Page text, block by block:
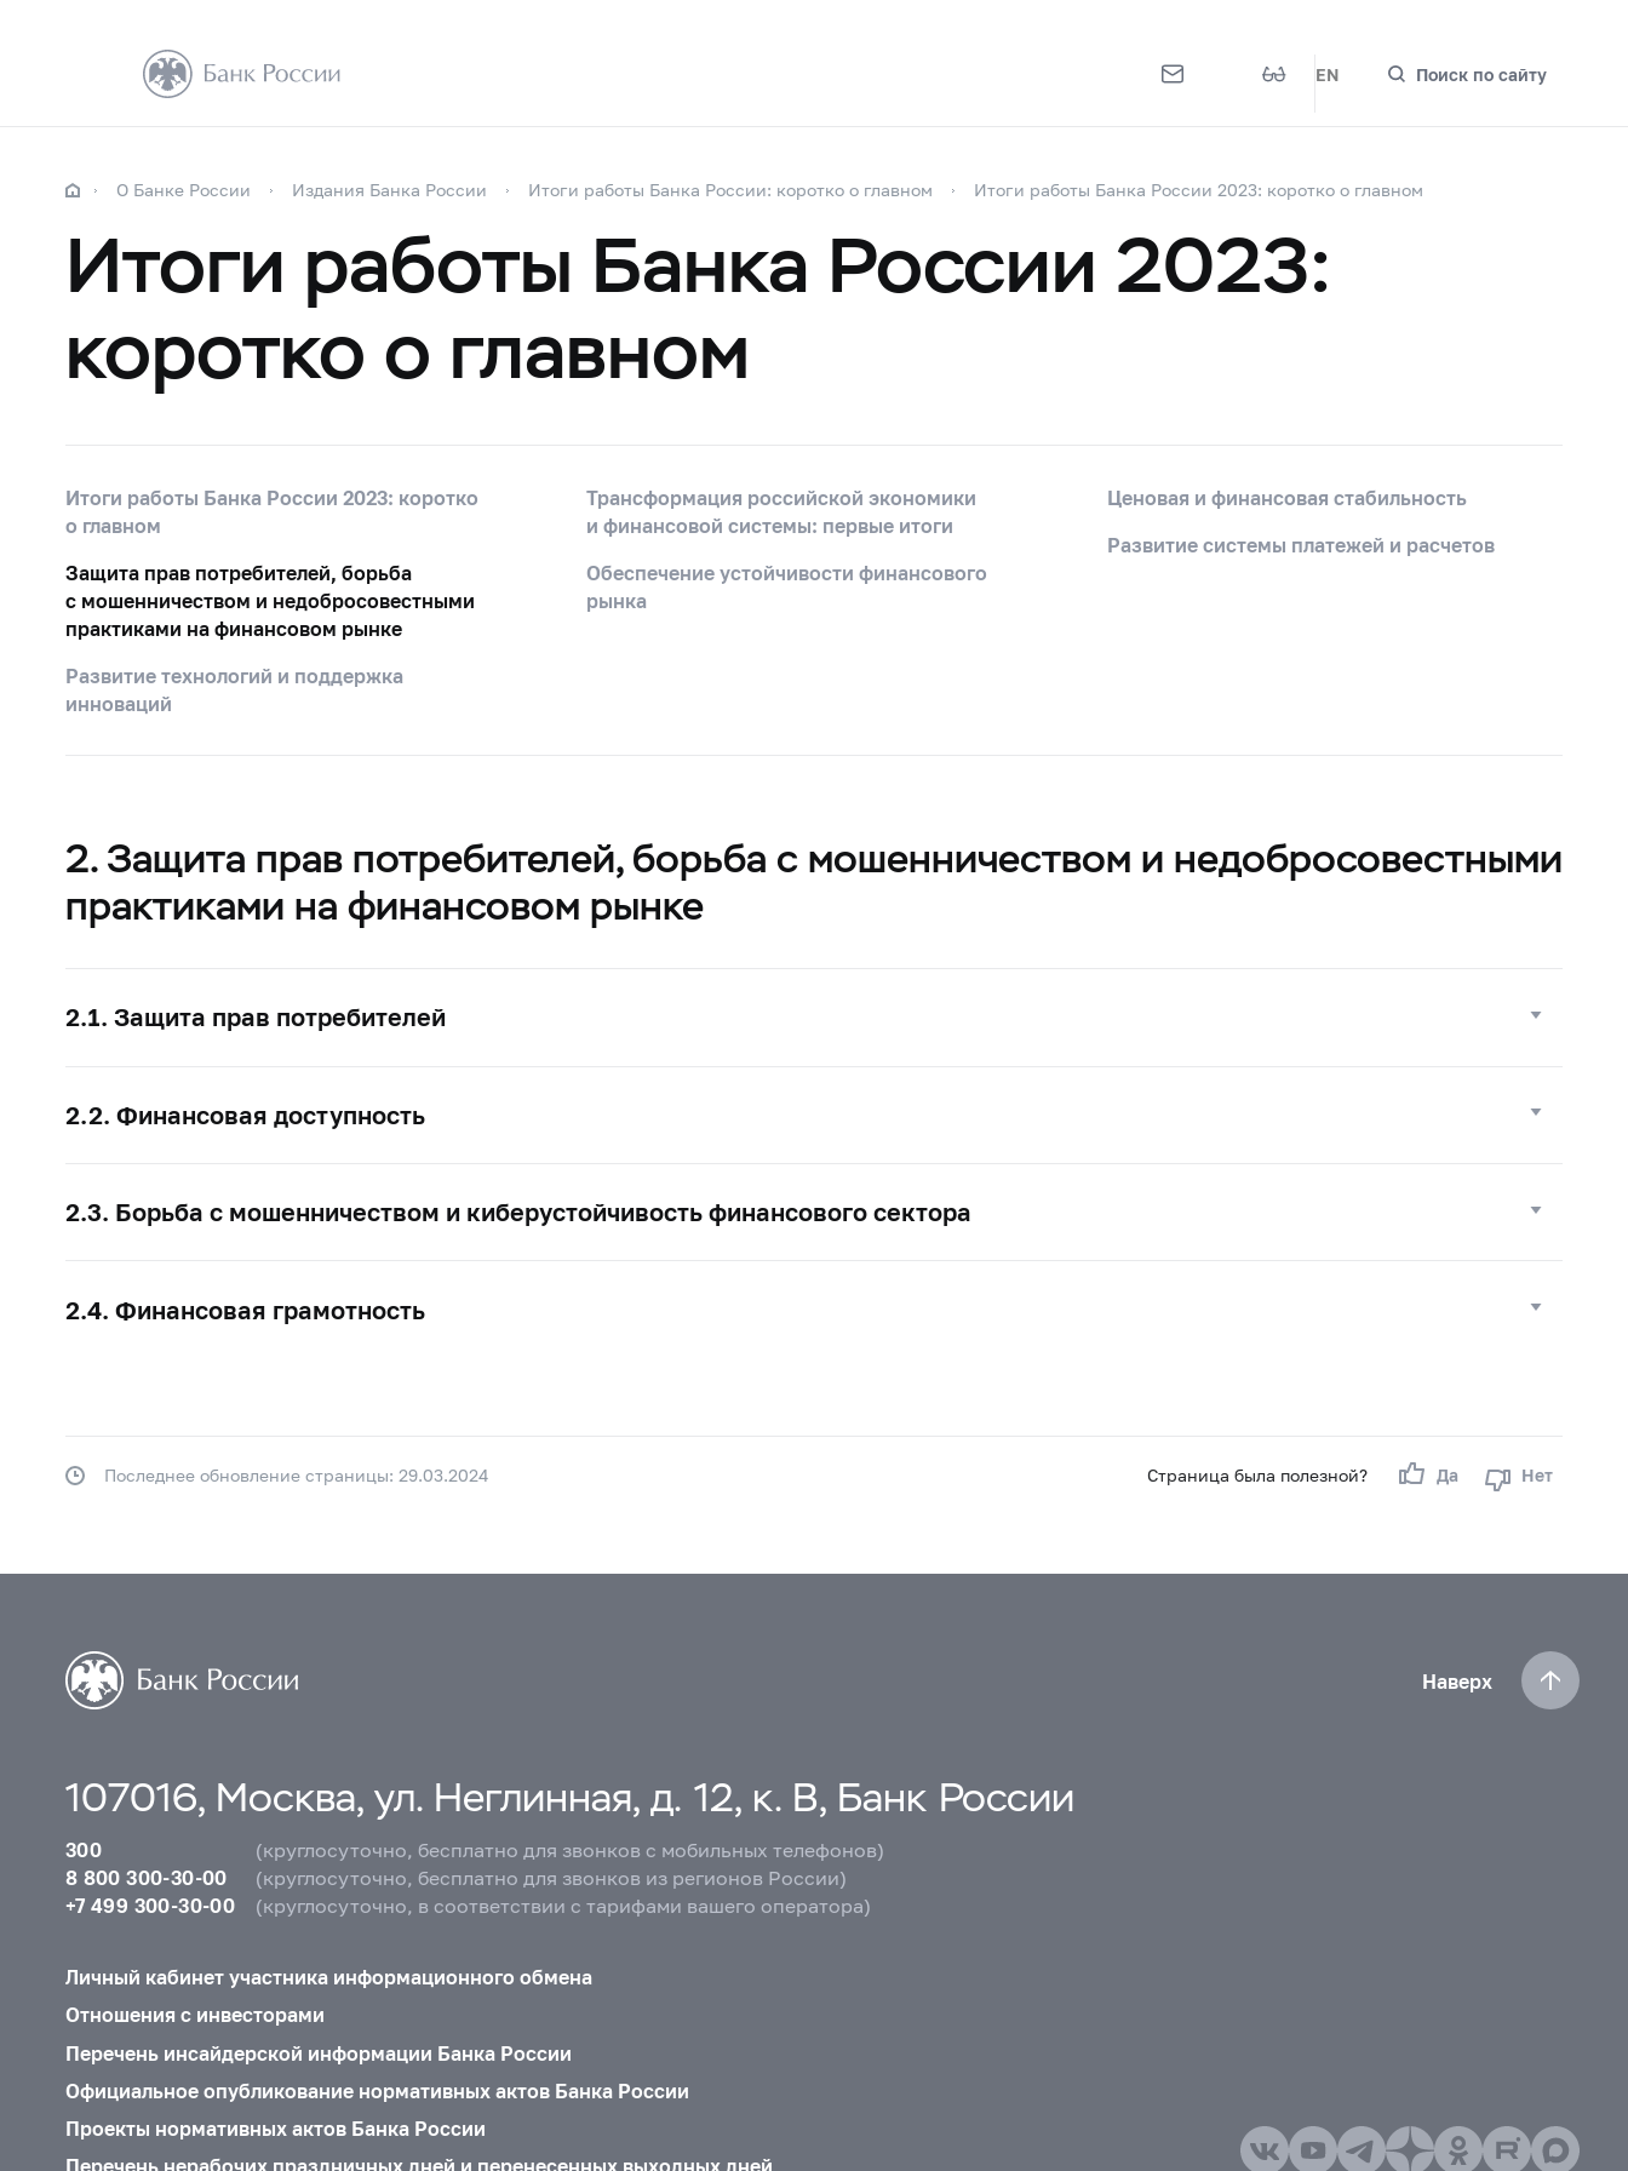
EN Поиск по сайту
О Банке России Издания Банка России Итоги работы Банка России: коротко о главном Итоги работы Банка России 2023: коротко о главном
Итоги работы Банка России 2023:
коротко о главном
Итоги работы Банка России 2023: коротко
о главном
Защита прав потребителей, борьба
с мошенничеством и недобросовестными
практиками на финансовом рынке
Развитие технологий и поддержка
инноваций
Трансформация российской экономики
и финансовой системы: первые итоги
Обеспечение устойчивости финансового
рынка
Ценовая и финансовая стабильность
Развитие системы платежей и расчетов
2. Защита прав потребителей, борьба с мошенничеством и недобросовестными
практиками на финансовом рынке
2.1. Защита прав потребителей
2.2. Финансовая доступность
2.3. Борьба с мошенничеством и киберустойчивость финансового сектора
2.4. Финансовая грамотность
Страница была полезной? Да Нет
Последнее обновление страницы: 29.03.2024
Наверх
107016, Москва, ул. Неглинная, д. 12, к. В, Банк России
300
(круглосуточно, бесплатно для звонков с мобильных телефонов)
8 800 300-30-00
(круглосуточно, бесплатно для звонков из регионов России)
+7 499 300-30-00
(круглосуточно, в соответствии с тарифами вашего оператора)
Личный кабинет участника информационного обмена
Отношения с инвесторами
Перечень инсайдерской информации Банка России
Официальное опубликование нормативных актов Банка России
Проекты нормативных актов Банка России
Перечень нерабочих праздничных дней и перенесенных выходных дней